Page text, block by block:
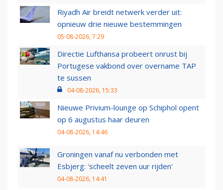
Riyadh Air breidt netwerk verder uit:
opnieuw drie nieuwe bestemmingen
05-08-2026, 7:29
Directie Lufthansa probeert onrust bij
Portugese vakbond over overname TAP
te sussen
04-08-2026, 15:33
Nieuwe Privium-lounge op Schiphol opent
op 6 augustus haar deuren
04-08-2026, 14:46
Groningen vanaf nu verbonden met
Esbjerg: 'scheelt zeven uur rijden'
04-08-2026, 14:41